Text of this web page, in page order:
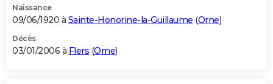
Naissance
09/06/1920 à Sainte-Honorine-la-Guillaume (Orne)
Décès
03/01/2006 à Flers (Orne)